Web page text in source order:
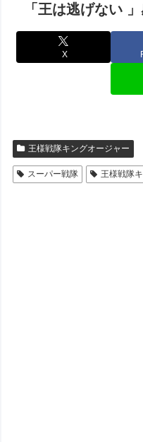
「王は逃げない
X
王様戦隊キングオージャー
スーパー戦隊 王様戦隊